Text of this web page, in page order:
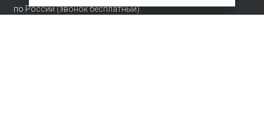
по России (звонок бесплатный)